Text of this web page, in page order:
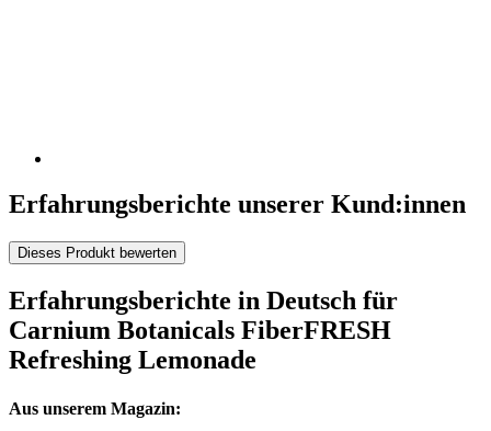
Erfahrungsberichte unserer Kund:innen
Dieses Produkt bewerten
Erfahrungsberichte in Deutsch für
Carnium Botanicals FiberFRESH
Refreshing Lemonade
Aus unserem Magazin: